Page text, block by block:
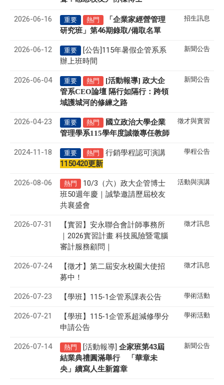
2026-06-16 重要 熱門
「企業家經營管理
研究班」第46期錄取/備取名單
招生訊息
2026-06-12 重要
[公告]115年暑假企管系系
辦上班時間
新聞公告
2026-06-04 重要 熱門
[活動報導] 政大企
管系CEO論壇 隔行如隔行：跨領
域護城河的修練之路
新聞公告
2026-04-23 重要 熱門
國立政治大學企業
管理學系115學年度誠徵專任教師
徵才與實習
2024-11-18 重要 熱門
行銷學程認可演講
1150420更新
學程公告
2026-08-06 熱門
10/3（六）政大企管博士
班50週年慶｜誠摯邀請歷屆校友
共襄盛會
活動與演講
2026-07-31
【實習】安永聯合會計師事務所
｜2026實習計畫 科技風險暨電腦
審計服務顧問｜
徵才訊息
2026-07-24 【徵才】 第二屆安永校園大使招
募中！
徵才訊息
2026-07-23 【學班】115-1企管系課表公告 學術活動
2026-07-21
【學班】115-1企管系超減修學分
申請公告
學術活動
2026-07-14 熱門 [活動報導] 企家班第43屆
結業典禮圓滿舉行 「華章未
央」續寫人生新篇章
新聞公告